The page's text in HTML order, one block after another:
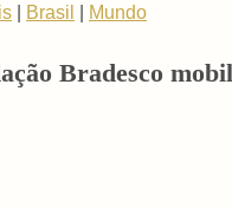
Brasil Mundo
Bradesco